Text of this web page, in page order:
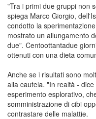
"Tra i primi due gruppi non
spiega Marco Giorgio,
condotto la
mostrato un allungamento
due". Centoottantadue
ottenuti con una dieta
Anche se i risultati sono
alla cautela. "In realtà -
esperimento esplorativo,
somministrazione di cibi
contrastare delle malattie.